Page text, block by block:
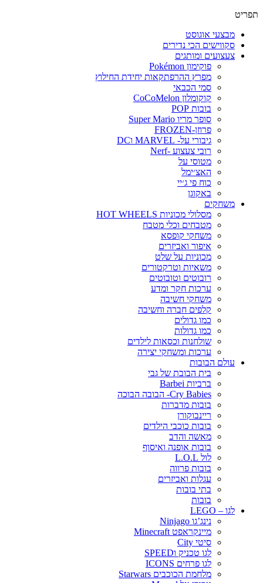
תפריט
מבצעי אוגוסט
סקווישים הכי נדירים
צעצועים ומותגים
פוקימון Pokémon
מפרץ ההרפתקאות יחידת החילוץ
סמי הכבאי
קוקומלון CoCoMelon
בובות POP
סופר מריו Super Mario
פרוזן-FROZEN
גיבורי על- MARVEL וDC
רובי צעצוע -Nerf
מטוסי על
האצ׳ימל
כוח פי ג׳יי
באקוגן
משחקים
מסלולי מכוניות HOT WHEELS
מטבחים וכלי מטבח
משחקי קופסא
איפור ואביזרים
מכוניות על שלט
משאיות וטרקטורים
רובוטים וטובוטים
ערכות חקר ומדע
משחקי חשיבה
קלפים חברה וחשיבה
כמו גדולים
כמו גדולות
שולחנות וכסאות לילדים
ערכות ומשחקי יצירה
עולם הבובות
בית הבובת של גבי
ברביות Barbei
Cry Babies- הבובה הבוכה
בובות מדברות
ריינבוקורן
בובות כוכבי הילדים
מאשה והדב
בובות אופנה ואיסוף
לול L.O.L
בובות פרווה
עגלות ואביזרים
בתי בובות
בובות
לגו – LEGO
נינג’גו Ninjago
מיינקראפט Minecraft
סיטי City
לגו טכניק וSPEED
לגו פרחים ICONS
מלחמת הכוכבים Starwars